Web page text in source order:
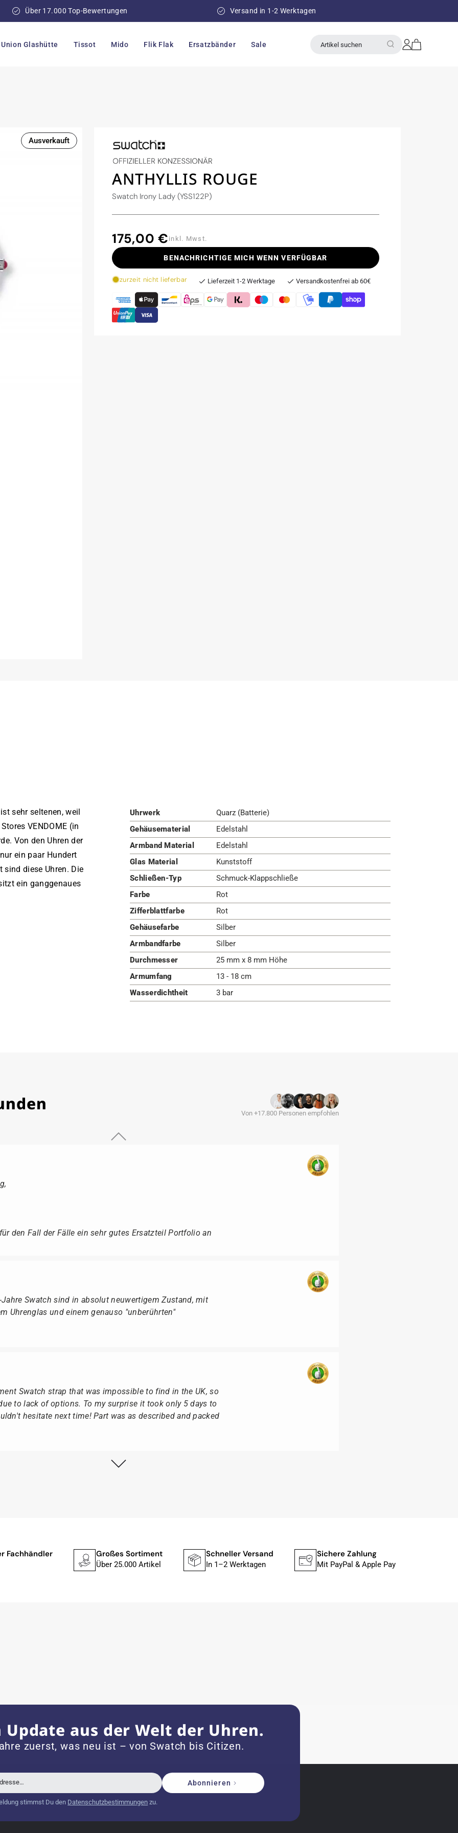
Über 17.000 Top-Bewertungen Versand in 1-2 Werktagen
Union Glashütte Tissot Mido Flik Flak Ersatzbänder Sale Artikel suchen Einloggen
Warenkorb
Ausverkauft
ANTHYLLIS ROUGE
Swatch Irony Lady (YSS122P)
Normaler
Preis
175,00 € inkl. Mwst.
BENACHRICHTIGE MICH WENN VERFÜGBAR
zurzeit nicht lieferbar Lieferzeit 1-2 Werktage Versandkostenfrei ab 60€
sehr seltenen, weil
VENDOME (in
Von den Uhren der
ein paar Hundert
sind diese Uhren. Die
ein ganggenaues
Uhrwerk
Quarz (Batterie)
Gehäusematerial
Edelstahl
Armband Material
Edelstahl
Glas Material
Kunststoff
Schließen-Typ
Schmuck-Klappschließe
Farbe
Rot
Zifferblattfarbe
Rot
Gehäusefarbe
Silber
Armbandfarbe
Silber
Durchmesser
25 mm x 8 mm Höhe
Armumfang
13 - 18 cm
Wasserdichtheit
3 bar
Von +17.800 Personen empfohlen
den Fall der Fälle ein sehr gutes Ersatzteil Portfolio an
Jahre Swatch sind in absolut neuwertigem Zustand, mit
Uhrenglas und einem genauso "unberührten"
Swatch strap that was impossible to find in the UK, so
to lack of options. To my surprise it took only 5 days to
hesitate next time! Part was as described and packed
Arbeit und tollen Service extrem weiter empfehlen.
neuer Batterie und korrekt eingestellter Uhrzeit an,
Jahr 1996 ist
Uhr. Vielen Dank :-)
Fachhändler Großes Sortiment
Über 25.000 Artikel
Schneller Versand
In 1–2 Werktagen
Sichere Zahlung
Mit PayPal & Apple Pay
Update aus der Welt der Uhren.
zuerst, was neu ist – von Swatch bis Citizen.
Abonnieren
stimmst Du den Datenschutzbestimmungen zu.